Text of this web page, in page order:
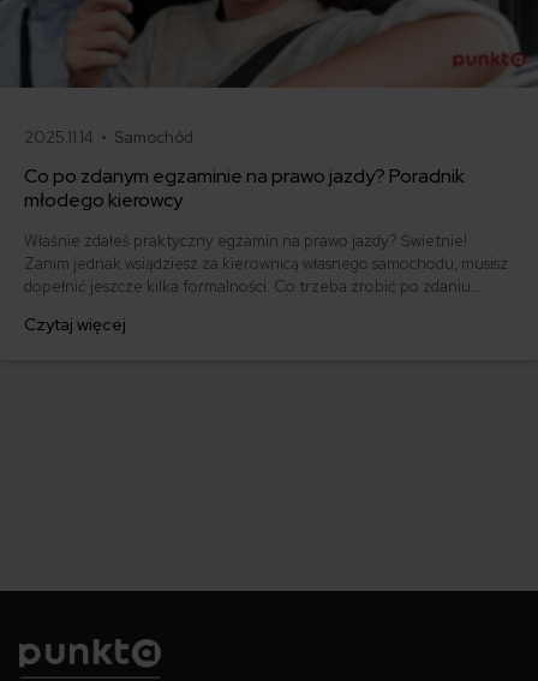
2025.11.14 • Samochód
Co po zdanym egzaminie na prawo jazdy? Poradnik
młodego kierowcy
Właśnie zdałeś praktyczny egzamin na prawo jazdy? Świetnie!
Zanim jednak wsiądziesz za kierownicą własnego samochodu, musisz
dopełnić jeszcze kilka formalności. Co trzeba zrobić po zdaniu
którym szybko załatwisz sprawy urzędowe i będziesz mógł prowadzić
Czytaj więcej